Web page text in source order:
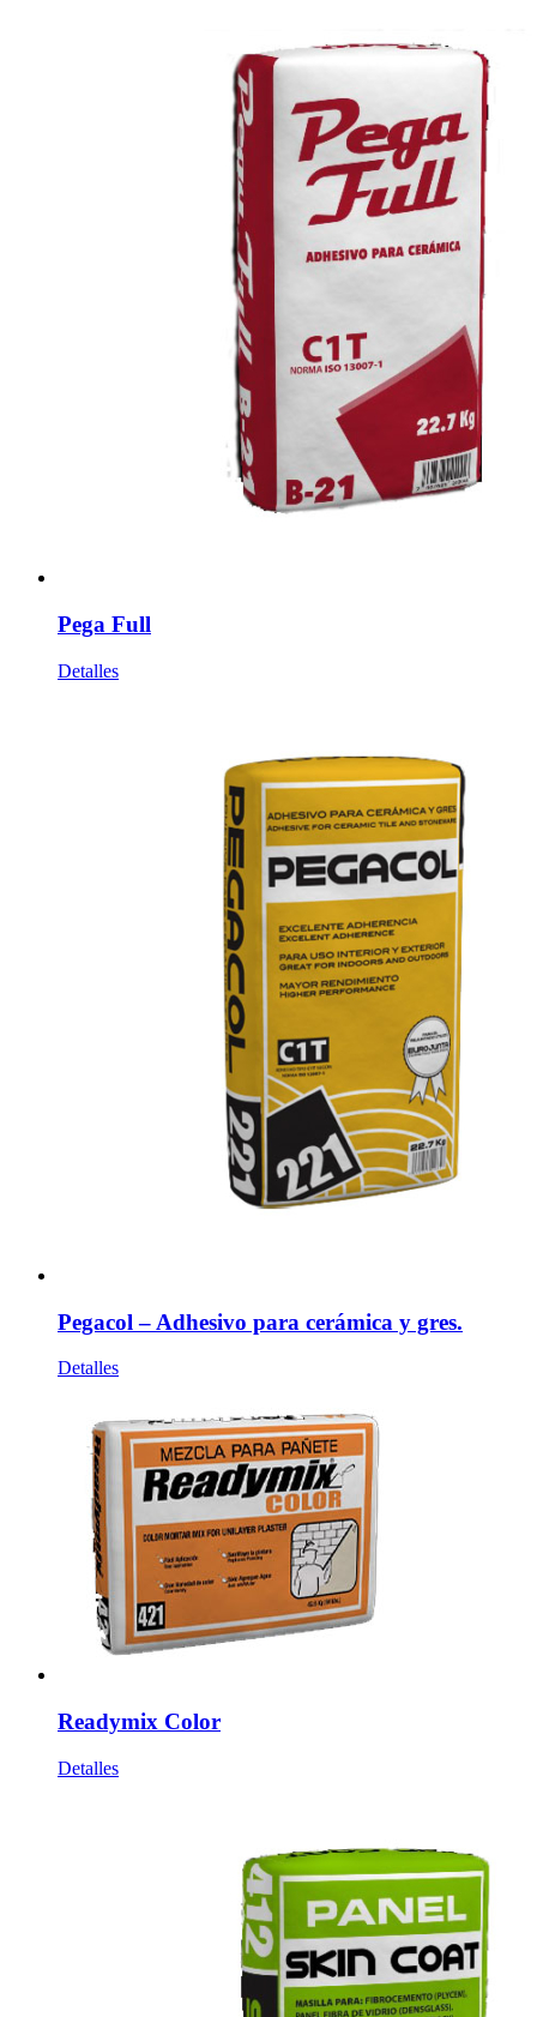
Pega Full
Detalles
Pegacol – Adhesivo para cerámica y gres.
Detalles
Readymix Color
Detalles